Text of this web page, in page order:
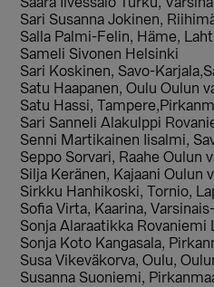
Sari Susanna Jokinen,
Salla Palmi-Felin, Häme,
Sameli Sivonen Helsinki
Sari Koskinen, Savo-
Satu Haapanen, Oulu Oulun
Satu Hassi,
Sari Sanneli Alakulppi
Senni Martikainen Iisalmi,
Seppo Sorvari, Raahe Oulun
Silja Keränen, Kajaani Oulun
Sirkku Hanhikoski, Tornio,
Sofia Virta, Kaarina,
Sonja Alaraatikka Rovaniemi
Sonja Koto Kangasala,
Susa Vikeväkorva, Oulu,
Susanna Suoniemi,